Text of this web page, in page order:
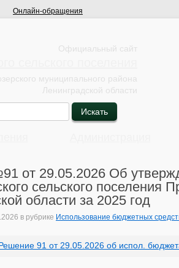
Онлайн-обращения
Официальный сайт
муниципального района
Ленинградской области
от 29.05.2026 Об
сельского поселения
области за 2025 год
в рубрике Использование бюджетных
91 от 29.05.2026 об испол.